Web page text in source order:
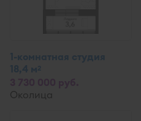
1-комнатная студия
18,4 м2
Околица